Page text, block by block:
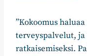
”Kokoomus
terveyspalvelut,
ratkaisemiseksi.